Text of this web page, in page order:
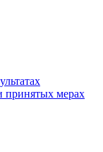
принятых мерах